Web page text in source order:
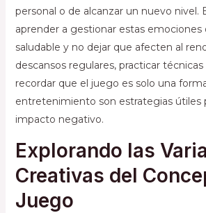
personal o de alcanzar un nuevo nivel.
aprender a gestionar estas emociones
saludable y no dejar que afecten al
descansos regulares, practicar
recordar que el juego es solo una
entretenimiento son estrategias útiles
impacto negativo.
Explorando las
Creativas del
Juego